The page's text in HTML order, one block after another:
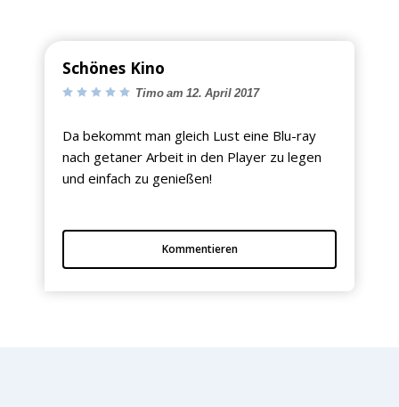
Schönes Kino
Timo am 12. April 2017
Da bekommt man gleich Lust eine Blu-ray
nach getaner Arbeit in den Player zu legen
und einfach zu genießen!
Kommentieren